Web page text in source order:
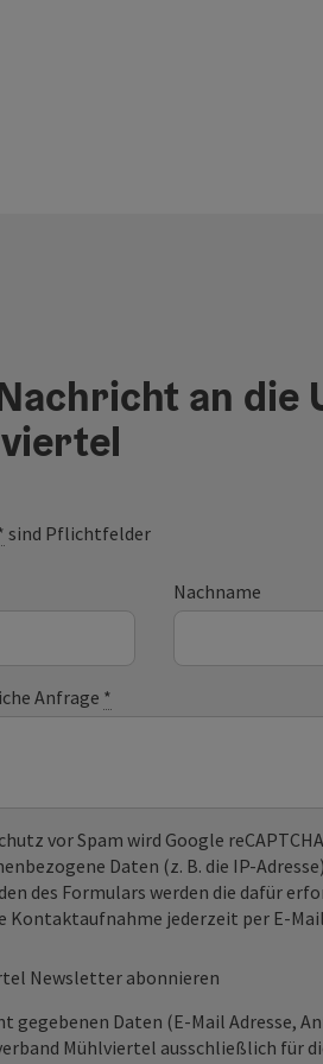
an die
sind Pflichtfelder
Nachname
Anfrage *
vor Spam wird Google
Daten (z. B. die IP-
des Formulars werden die dafür
Kontaktaufnahme jederzeit per E-
Newsletter abonnieren
gegebenen Daten (E-Mail Adresse,
Mühlviertel ausschließlich für